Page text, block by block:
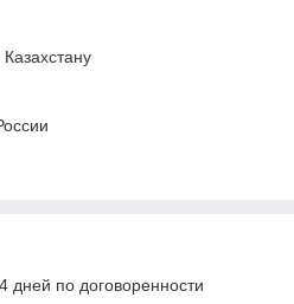
дней по договоренности